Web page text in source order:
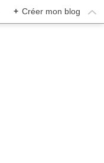
+ Créer mon blog